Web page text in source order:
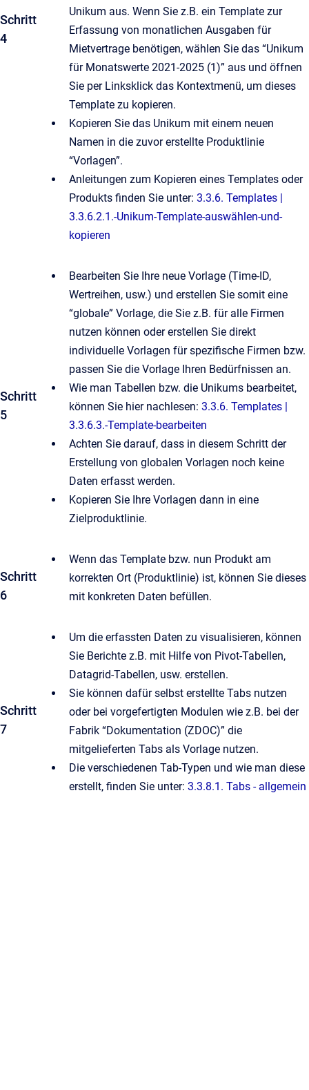
Schritt
4
Unikum aus. Wenn Sie z.B. ein Template zur
Erfassung von monatlichen Ausgaben für
Mietvertrage benötigen, wählen Sie das “Unikum
für Monatswerte 2021-2025 (1)” aus und öffnen
Sie per Linksklick das Kontextmenü, um dieses
Template zu kopieren.
Kopieren Sie das Unikum mit einem neuen
Namen in die zuvor erstellte Produktlinie
“Vorlagen”.
Anleitungen zum Kopieren eines Templates oder
Produkts finden Sie unter: 3.3.6. Templates |
3.3.6.2.1.-Unikum-Template-auswählen-und-
kopieren
Schritt
5
Bearbeiten Sie Ihre neue Vorlage (Time-ID,
Wertreihen, usw.) und erstellen Sie somit eine
“globale” Vorlage, die Sie z.B. für alle Firmen
nutzen können oder erstellen Sie direkt
individuelle Vorlagen für spezifische Firmen bzw.
passen Sie die Vorlage Ihren Bedürfnissen an.
Wie man Tabellen bzw. die Unikums bearbeitet,
können Sie hier nachlesen: 3.3.6. Templates |
3.3.6.3.-Template-bearbeiten
Achten Sie darauf, dass in diesem Schritt der
Erstellung von globalen Vorlagen noch keine
Daten erfasst werden.
Kopieren Sie Ihre Vorlagen dann in eine
Zielproduktlinie.
Schritt
6
Wenn das Template bzw. nun Produkt am
korrekten Ort (Produktlinie) ist, können Sie dieses
mit konkreten Daten befüllen.
Schritt
7
Um die erfassten Daten zu visualisieren, können
Sie Berichte z.B. mit Hilfe von Pivot-Tabellen,
Datagrid-Tabellen, usw. erstellen.
Sie können dafür selbst erstellte Tabs nutzen
oder bei vorgefertigten Modulen wie z.B. bei der
Fabrik “Dokumentation (ZDOC)” die
mitgelieferten Tabs als Vorlage nutzen.
Die verschiedenen Tab-Typen und wie man diese
erstellt, finden Sie unter: 3.3.8.1. Tabs - allgemein